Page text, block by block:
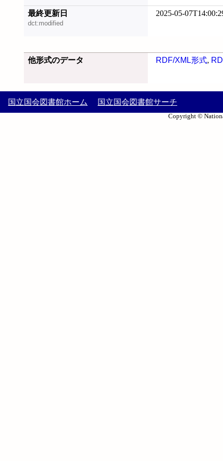
最終更新日
dct:modified
2025-05-
他形式のデータ RDF/XML形式,
国立国会図書館ホーム 国立国会図書館サーチ
Copyright ©